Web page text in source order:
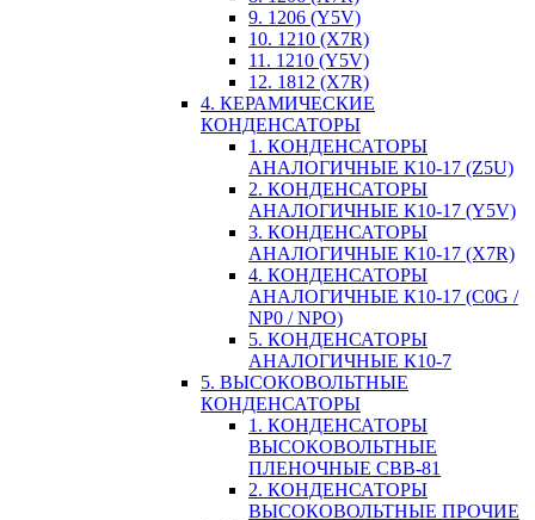
9. 1206 (Y5V)
10. 1210 (X7R)
11. 1210 (Y5V)
12. 1812 (X7R)
4. КЕРАМИЧЕСКИЕ
КОНДЕНСАТОРЫ
1. КОНДЕНСАТОРЫ
АНАЛОГИЧНЫЕ К10-17 (Z5U)
2. КОНДЕНСАТОРЫ
АНАЛОГИЧНЫЕ К10-17 (Y5V)
3. КОНДЕНСАТОРЫ
АНАЛОГИЧНЫЕ К10-17 (X7R)
4. КОНДЕНСАТОРЫ
АНАЛОГИЧНЫЕ К10-17 (C0G /
NP0 / NPO)
5. КОНДЕНСАТОРЫ
АНАЛОГИЧНЫЕ К10-7
5. ВЫСОКОВОЛЬТНЫЕ
КОНДЕНСАТОРЫ
1. КОНДЕНСАТОРЫ
ВЫСОКОВОЛЬТНЫЕ
ПЛЕНОЧНЫЕ CBB-81
2. КОНДЕНСАТОРЫ
ВЫСОКОВОЛЬТНЫЕ ПРОЧИЕ